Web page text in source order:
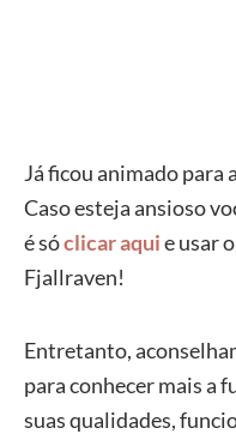
Já ficou animado
Caso esteja ansioso
é sóclicar aquie usar
Fjallraven!
Entretanto,
para conhecer mais a
suas qualidades,